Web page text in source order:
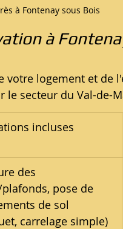
à Fontenay sous Bois
à
votre logement et de
secteur du Val-de-
incluses
des
pose de
de sol
carrelage simple)